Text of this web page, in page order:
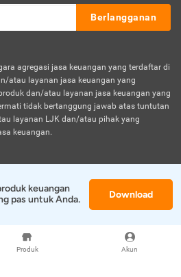
Produk Akun
Berlangganan
agregasi jasa keuangan yang terdaftar di
atau layanan jasa keuangan yang
dan/atau layanan jasa keuangan yang
tidak bertanggung jawab atas tuntutan
layanan LJK dan/atau pihak yang
keuangan.
keuangan
pas untuk Anda.
Download